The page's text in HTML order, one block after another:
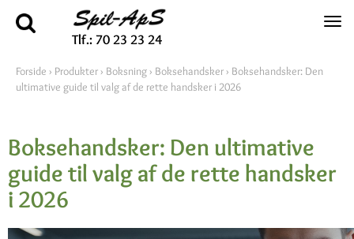
Tlf.: 70 23 23 24
Forside › Produkter› Boksning› Boksehandsker› Boksehandsker: Den
ultimative guide til valg af de rette handsker i 2026
Boksehandsker: Den ultimative
guide til valg af de rette handsker
i 2026